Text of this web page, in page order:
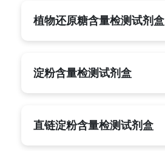
植物还原糖含量检测试剂盒
淀粉含量检测试剂盒
直链淀粉含量检测试剂盒